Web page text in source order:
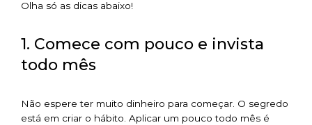
Olha só as dicas abaixo!
1. Comece com pouco e invista
todo mês
Não espere ter muito dinheiro para começar. O segredo
está em criar o hábito. Aplicar um pouco todo mês é